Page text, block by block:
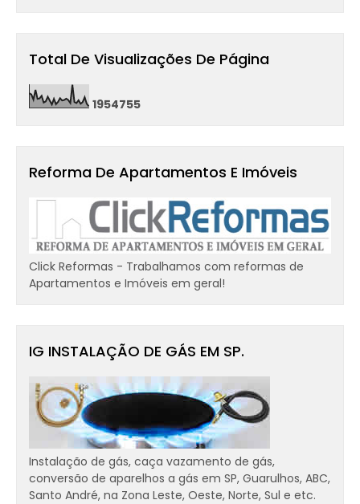
Total De Visualizações De Página
1954755
Reforma De Apartamentos E Imóveis
Click Reformas - Trabalhamos com reformas de
Apartamentos e Imóveis em geral!
IG INSTALAÇÃO DE GÁS EM SP.
Instalação de gás, caça vazamento de gás,
conversão de aparelhos a gás em SP, Guarulhos, ABC,
Santo André, na Zona Leste, Oeste, Norte, Sul e etc.